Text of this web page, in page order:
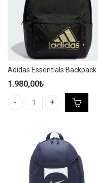
1.980,00₺
Adidas Essentials